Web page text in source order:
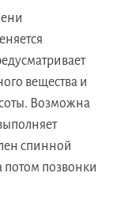
вещества и
Возможна
спинной
потом позвонки